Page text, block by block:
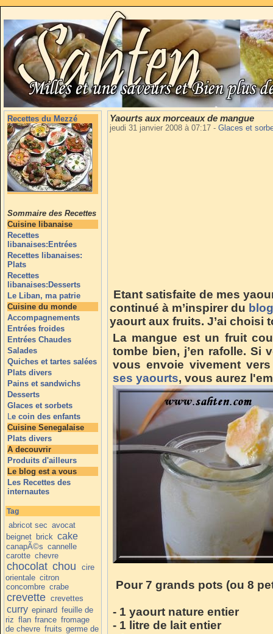
Recettes du Mezzé
Sommaire des Recettes
Cuisine libanaise
Recettes
libanaises:Entrées
Recettes libanaises:
Plats
Recettes
libanaises:Desserts
Le Liban, ma patrie
Cuisine du monde
Accompagnements
Entrées froides
Entrées Chaudes
Salades
Quiches et tartes salées
Plats divers
Pains et sandwichs
Desserts
Glaces et sorbets
Le coin des enfants
Cuisine Senegalaise
Plats divers
A decouvrir
Produits d'ailleurs
Le blog est a vous
Les Recettes des
internautes
Tag
abricot sec avocat
beignet brick cake
canapÃ©s cannelle
carotte chevre
chocolat chou
cire
orientale citron
concombre crabe
crevette crevettes
curry epinard feuille de
riz flan france fromage
de chevre fruits germe de
Yaourts aux morceaux de mangue
jeudi 31 janvier 2008 à 07:17 - Glaces et
Etant satisfaite de mes
continué à m’inspirer du
yaourt aux fruits. J’ai choisi
La mangue est un fruit
tombe bien, j’en rafolle. Si
vous envoie vivement
ses yaourts, vous aurez
Pour 7 grands pots (ou 8
- 1 yaourt nature entier
- 1 litre de lait entier